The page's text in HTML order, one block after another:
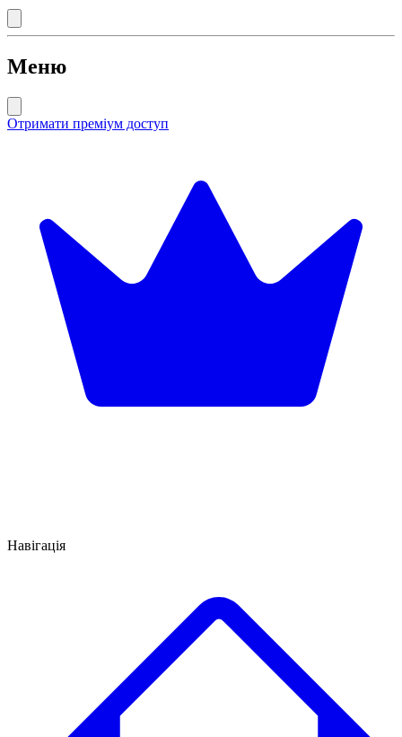
Меню
Отримати преміум доступ
Навігація